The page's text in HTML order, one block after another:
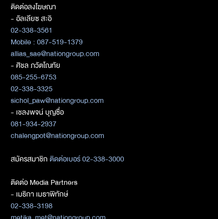
ติดต่อลงโฆษณา
- อัลเลียซ สะอิ
02-338-3561
Mobile : 087-519-1379
allias_sae@nationgroup.com
- ศิชล ภวัตโณทัย
085-255-6753
02-338-3325
sichol_paw@nationgroup.com
- เชลงพจน์ บุญซื่อ
081-934-2937
chalengpot@nationgroup.com
สมัครสมาชิกติดต่อเบอร์ 02-338-3000
ติดต่อ Media Partners
- เมธิกา เมธาพิทักษ์
02-338-3198